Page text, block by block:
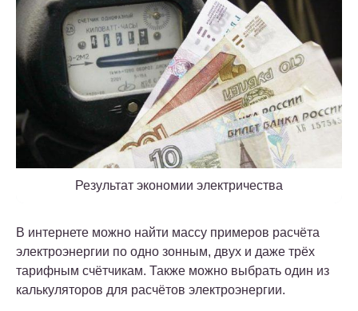
Результат экономии электричества
В интернете можно найти массу примеров расчёта
электроэнергии по одно зонным, двух и даже трёх
тарифным счётчикам. Также можно выбрать один из
калькуляторов для расчётов электроэнергии.